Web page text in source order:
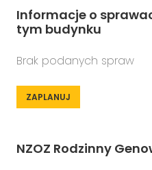
Informacje o
tym budynku
Brak podanych spraw
ZAPLANUJ
NZOZ Rodzinny